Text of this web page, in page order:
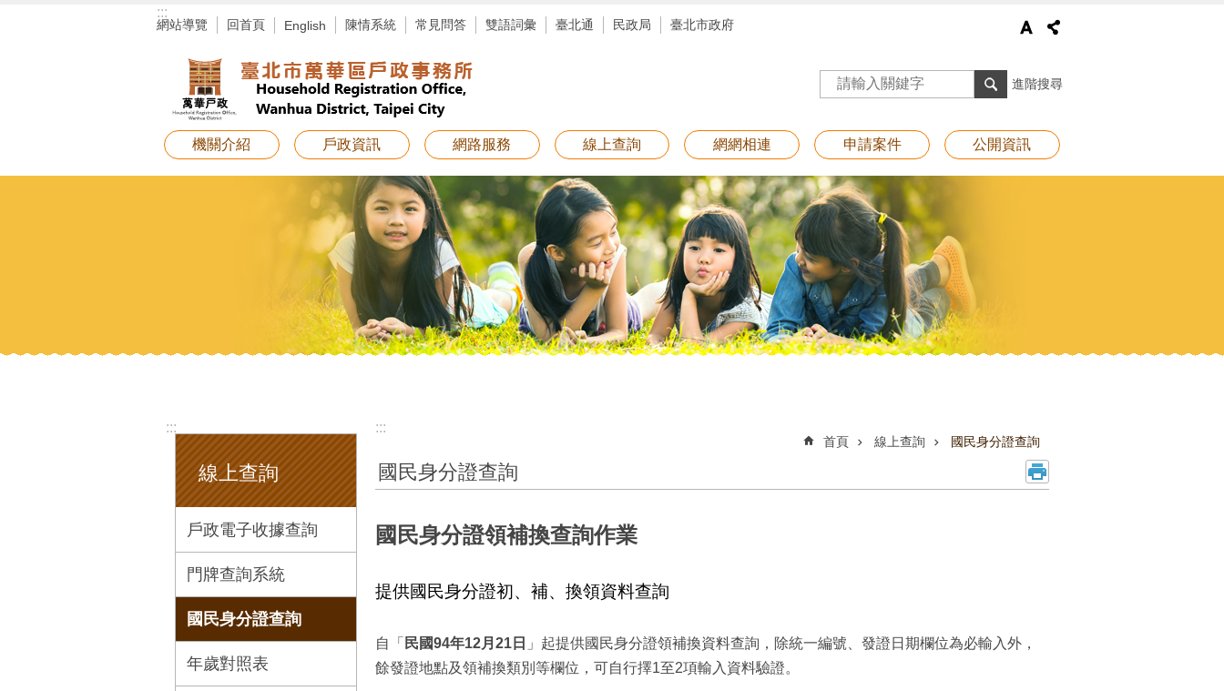
:::
網站導覽 回首頁 English 陳情系統 常見問答 雙語詞彙 臺北通 民政局 臺北市政府
進階搜尋
機關介紹 戶政資訊 網路服務 線上查詢 網網相連 申請案件 公開資訊
:::
線上查詢
戶政電子收據查詢
門牌查詢系統
國民身分證查詢
年歲對照表
:::
首頁 線上查詢 國民身分證查詢
國民身分證查詢
國民身分證領補換查詢作業
提供國民身分證初、補、換領資料查詢
自「 民國94年12月21日 」起提供國民身分證領補換資料查詢，除統一編號、發證日期欄位為必輸入外，
餘發證地點及領補換類別等欄位，可自行擇1至2項輸入資料驗證。